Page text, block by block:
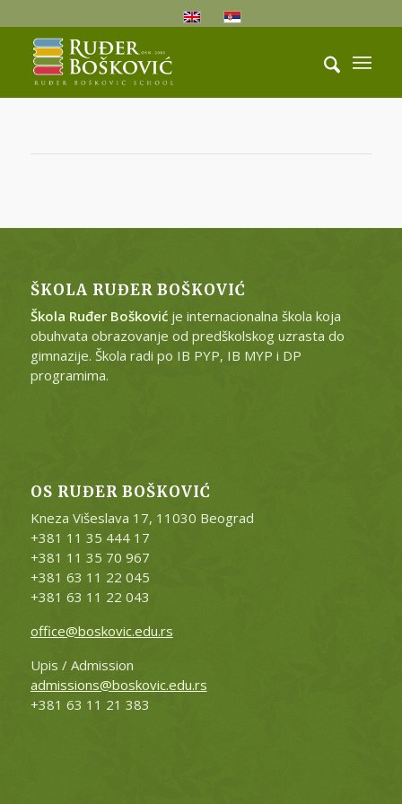
ŠKOLA RUĐER BOŠKOVIĆ
Škola Ruđer Boškovićje internacionalna škola koja
obuhvata obrazovanje od predškolskog uzrasta do
gimnazije. Škola radi po IB PYP, IB MYP i DP
programima.
OS RUĐER BOŠKOVIĆ
Kneza Višeslava 17, 11030 Beograd
+381 11 35 444 17
+381 11 35 70 967
+381 63 11 22 045
+381 63 11 22 043
office@boskovic.edu.rs
Upis / Admission
admissions@boskovic.edu.rs
+381 63 11 21 383